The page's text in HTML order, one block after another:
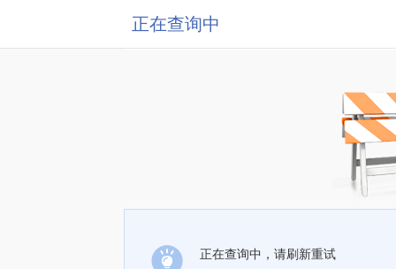
正在查询中
正在查询中，请刷新重试